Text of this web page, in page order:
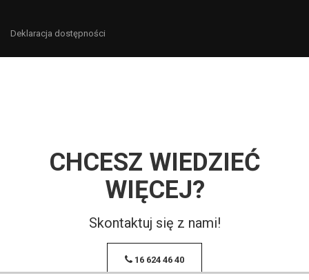
Deklaracja dostępności
CHCESZ WIEDZIEĆ
WIĘCEJ?
Skontaktuj się z nami!
16 624 46 40